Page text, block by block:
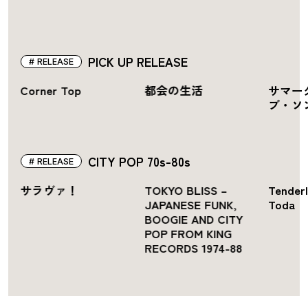
PICK UP RELEASE
RELEASE
Corner Top 都会の生活
サマー
ブ・ソ
CITY POP 70s-80s
RELEASE
サラヴァ！
TOKYO BLISS –
JAPANESE FUNK,
BOOGIE AND CITY
POP FROM KING
RECORDS 1974-88
Toda